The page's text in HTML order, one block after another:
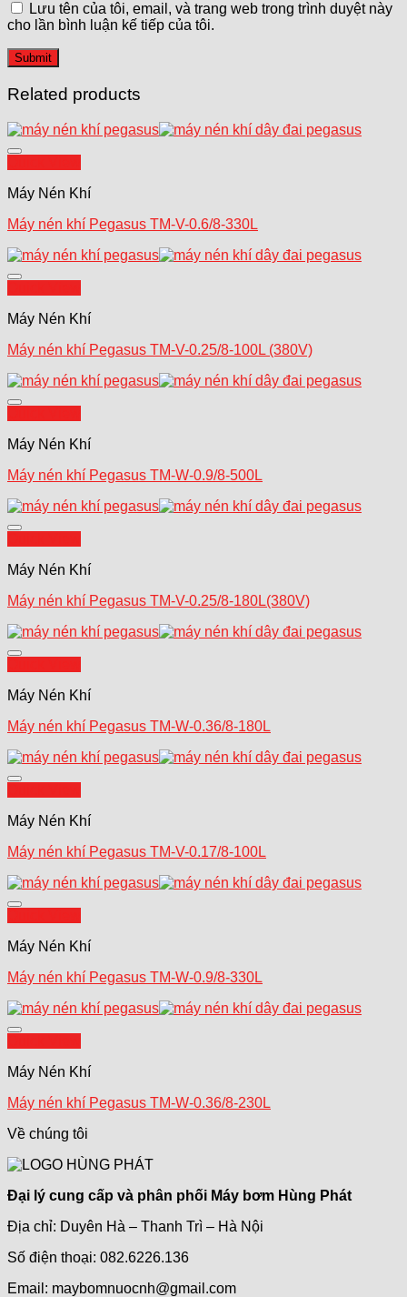
Lưu tên của tôi, email, và trang web trong trình duyệt này
cho lần bình luận kế tiếp của tôi.
Related products
Máy Nén Khí
Máy nén khí Pegasus TM-V-0.6/8-330L
Máy Nén Khí
Máy nén khí Pegasus TM-V-0.25/8-100L (380V)
Máy Nén Khí
Máy nén khí Pegasus TM-W-0.9/8-500L
Máy Nén Khí
Máy nén khí Pegasus TM-V-0.25/8-180L(380V)
Máy Nén Khí
Máy nén khí Pegasus TM-W-0.36/8-180L
Máy Nén Khí
Máy nén khí Pegasus TM-V-0.17/8-100L
Máy Nén Khí
Máy nén khí Pegasus TM-W-0.9/8-330L
Máy Nén Khí
Máy nén khí Pegasus TM-W-0.36/8-230L
Về chúng tôi
Đại lý cung cấp và phân phối Máy bơm Hùng Phát
Địa chỉ: Duyên Hà – Thanh Trì – Hà Nội
Số điện thoại: 082.6226.136
Email: maybomnuocnh@gmail.com